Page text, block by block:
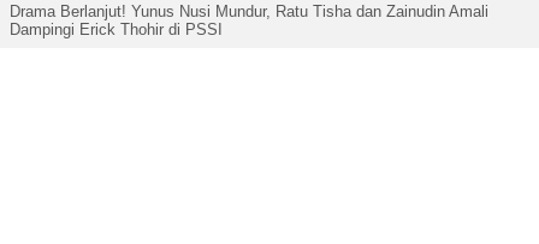
Drama Berlanjut! Yunus Nusi Mundur, Ratu Tisha dan Zainudin Amali
Dampingi Erick Thohir di PSSI